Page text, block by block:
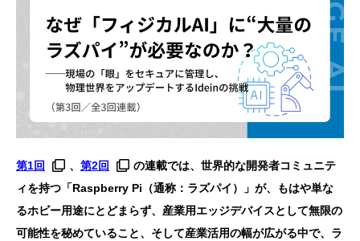
第1回 、 第2回
の連載では、世界的な開発者コミュニテ
ィを持つ「Raspberry Pi（通称：ラズパイ）」が、もはや単な
るホビー用途にとどまらず、産業用エッジデバイスとして無限の
可能性を秘めていること、そして産業活用の幅が広がる中で、ラ